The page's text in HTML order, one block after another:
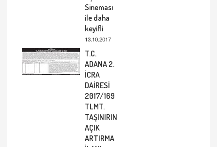
Sineması
ile daha
keyifli
13.10.2017
T.C.
ADANA 2.
İCRA
DAİRESİ
2017/169
TLMT.
TAŞINIRIN
AÇIK
ARTIRMA